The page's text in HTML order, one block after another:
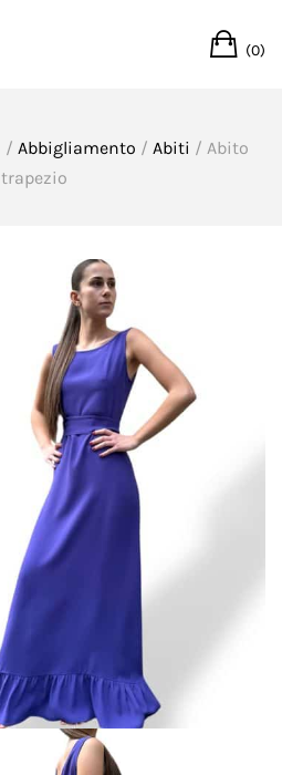
(0)
/ Abbigliamento / Abiti / Abito
trapezio